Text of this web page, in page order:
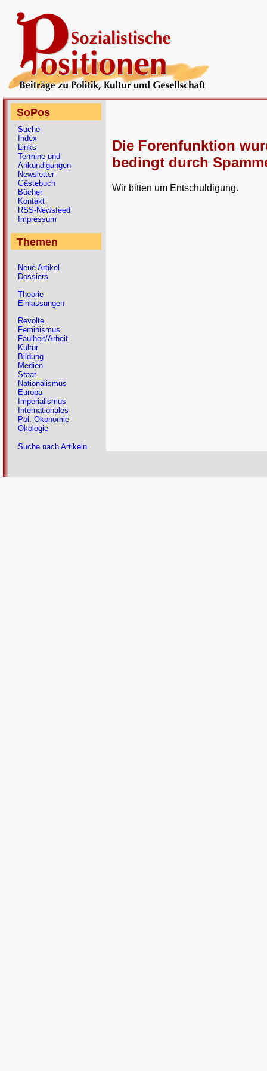
Die Forenfunktion
bedingt durch
Wir bitten um Entschuldigung.
SoPos
Suche
Index
Links
Termine und
Ankündigungen
Newsletter
Gästebuch
Bücher
Kontakt
RSS-Newsfeed
Impressum
Themen
Neue Artikel
Dossiers
Theorie
Einlassungen
Revolte
Feminismus
Faulheit/Arbeit
Kultur
Bildung
Medien
Staat
Nationalismus
Europa
Imperialismus
Internationales
Pol. Ökonomie
Ökologie
Suche nach Artikeln